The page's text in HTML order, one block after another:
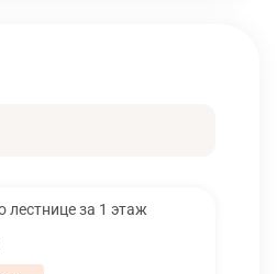
Подъем по лестнице за 1 этаж